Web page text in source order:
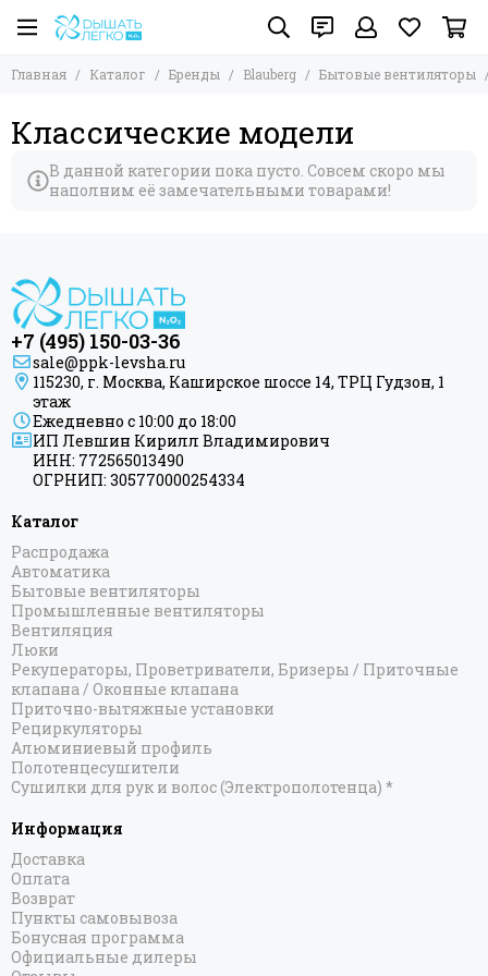
Главная Каталог Бренды Blauberg Бытовые вентиляторы
Классические модели
В данной категории пока пусто. Совсем скоро мы
наполним её замечательными товарами!
+7 (495) 150-03-36
sale@ppk-levsha.ru
115230, г. Москва, Каширское шоссе 14, ТРЦ Гудзон, 1
этаж
Ежедневно с 10:00 до 18:00
ИП Левшин Кирилл Владимирович
ИНН: 772565013490
ОГРНИП: 305770000254334
Каталог
Распродажа
Автоматика
Бытовые вентиляторы
Промышленные вентиляторы
Вентиляция
Люки
Рекуператоры, Проветриватели, Бризеры / Приточные
клапана / Оконные клапана
Приточно-вытяжные установки
Рециркуляторы
Алюминиевый профиль
Полотенцесушители
Сушилки для рук и волос (Электрополотенца) *
Информация
Доставка
Оплата
Возврат
Пункты самовывоза
Бонусная программа
Официальные дилеры